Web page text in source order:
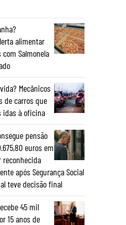
alimentar
Salmonela
Mecânicos
de carros que
idas à oficina
pensão
euros em
reconhecida
após Segurança Social
teve decisão final
45 mil
15 anos de